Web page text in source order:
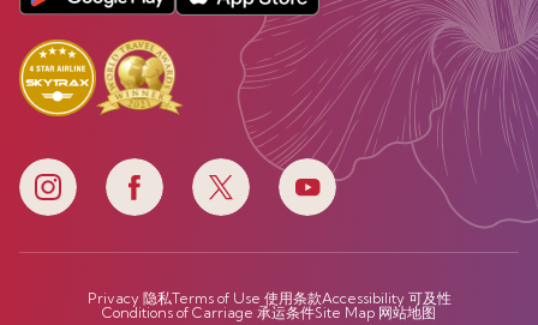
Privacy 隐私Terms of Use 使用条款Accessibility 可及性
Conditions of Carriage 承运条件Site Map 网站地图